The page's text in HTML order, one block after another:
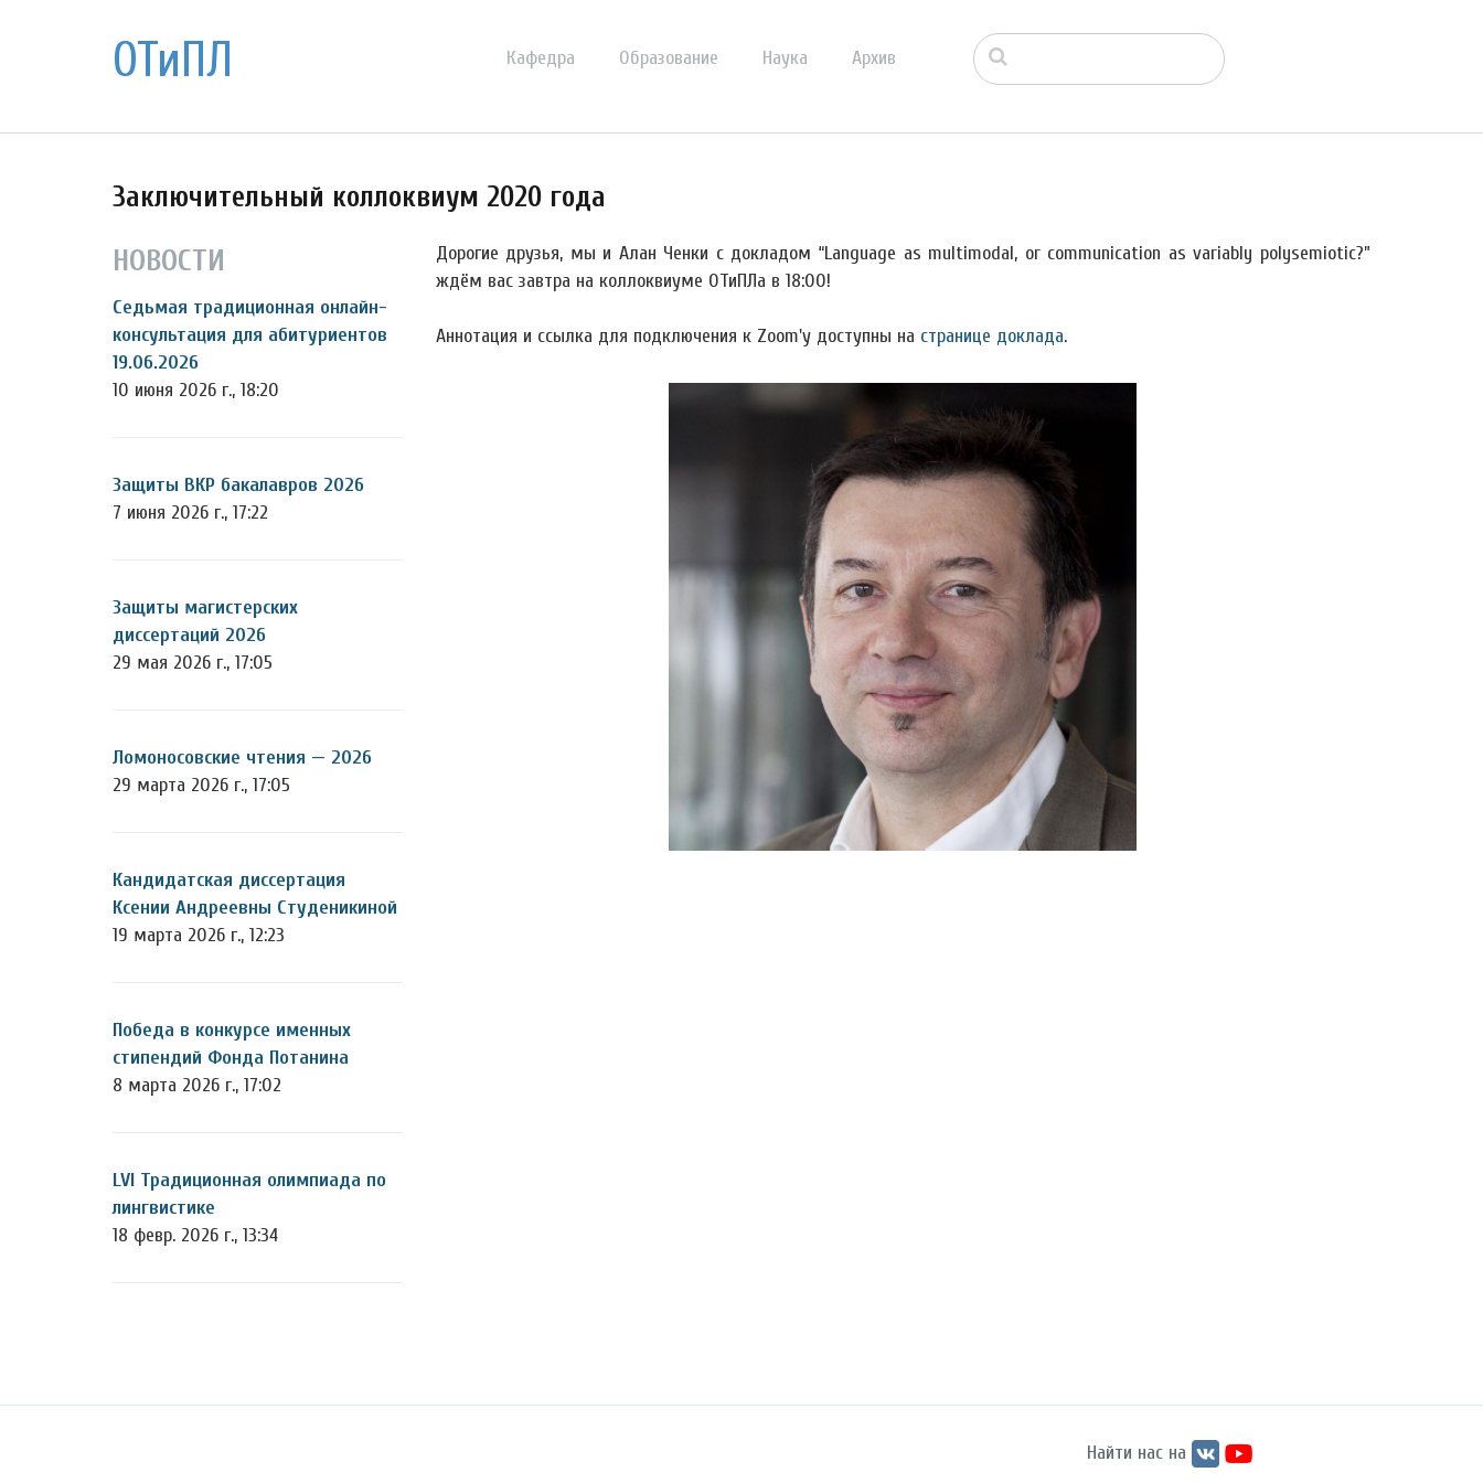
ОТиПЛ Кафедра Образование Наука Архив
Заключительный коллоквиум 2020 года
НОВОСТИ
Седьмая традиционная онлайн-
консультация для абитуриентов
19.06.2026
10 июня 2026 г., 18:20
Защиты ВКР бакалавров 2026
7 июня 2026 г., 17:22
Защиты магистерских
диссертаций 2026
29 мая 2026 г., 17:05
Ломоносовские чтения — 2026
29 марта 2026 г., 17:05
Кандидатская диссертация
Ксении Андреевны Студеникиной
19 марта 2026 г., 12:23
Победа в конкурсе именных
стипендий Фонда Потанина
8 марта 2026 г., 17:02
LVI Традиционная олимпиада по
лингвистике
18 февр. 2026 г., 13:34
Дорогие друзья, мы и Алан Ченки с докладом “Language as multimodal, or communication as variably polysemiotic?”
ждём вас завтра на коллоквиуме ОТиПЛа в 18:00!
Аннотация и ссылка для подключения к Zoom'у доступны на странице доклада.
Найти нас на